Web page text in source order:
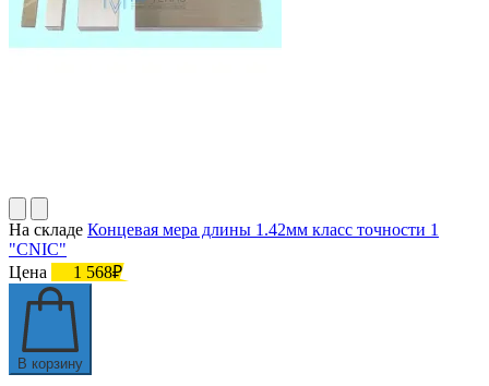
На складе Концевая мера длины 1.42мм класс точности 1
"CNIC"
Цена
1 568₽
В корзину